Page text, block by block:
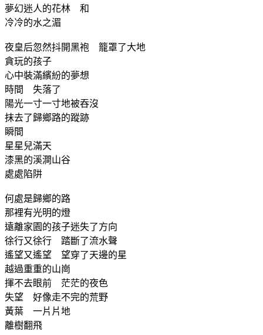
夢幻迷人的花林 和
冷冷的水之湄
夜皇后忽然抖開黑袍 籠罩了大地
貪玩的孩子
心中裝滿繽紛的夢想
時間 失落了
陽光一寸一寸地被吞沒
抹去了歸鄉路的蹤跡
瞬間
星星兒滿天
漆黑的溪澗山谷
處處陷阱
何處是歸鄉的路
那裡有光明的燈
遠離家園的孩子迷失了方向
徐行又徐行 踏斷了流水聲
遙望又遙望 望穿了天邊的星
越過重重的山崗
揮不去眼前 茫茫的夜色
失望 好像走不完的荒野
黃葉 一片片地
離樹翻飛